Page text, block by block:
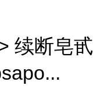
续断皂甙